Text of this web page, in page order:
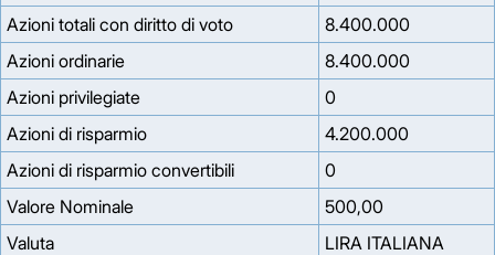
Azioni totali con diritto di voto
8.400.000
Azioni ordinarie
8.400.000
Azioni privilegiate
0
Azioni di risparmio
4.200.000
Azioni di risparmio convertibili
0
Valore Nominale
500,00
Valuta
LIRA ITALIANA